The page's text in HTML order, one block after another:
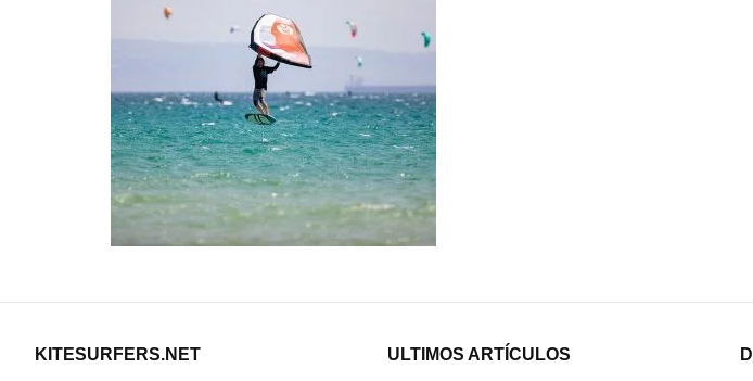
KITESURFERS.NET ULTIMOS ARTÍCULOS